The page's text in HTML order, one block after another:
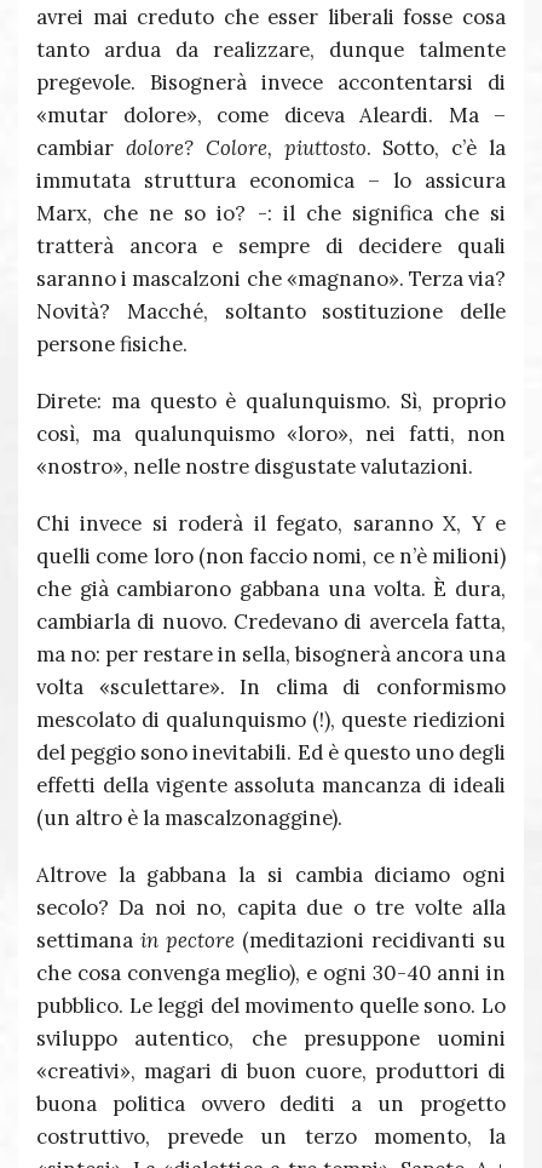
avrei mai creduto che esser liberali fosse cosa
tanto ardua da realizzare, dunque talmente
pregevole. Bisognerà invece accontentarsi di
«mutar dolore», come diceva Aleardi. Ma –
cambiar dolore? Colore, piuttosto. Sotto, c’è la
immutata struttura economica – lo assicura
Marx, che ne so io? -: il che significa che si
tratterà ancora e sempre di decidere quali
saranno i mascalzoni che «magnano». Terza via?
Novità? Macché, soltanto sostituzione delle
persone fisiche.
Direte: ma questo è qualunquismo. Sì, proprio
così, ma qualunquismo «loro», nei fatti, non
«nostro», nelle nostre disgustate valutazioni.
Chi invece si roderà il fegato, saranno X, Y e
quelli come loro (non faccio nomi, ce n’è milioni)
che già cambiarono gabbana una volta. È dura,
cambiarla di nuovo. Credevano di avercela fatta,
ma no: per restare in sella, bisognerà ancora una
volta «sculettare». In clima di conformismo
mescolato di qualunquismo (!), queste riedizioni
del peggio sono inevitabili. Ed è questo uno degli
effetti della vigente assoluta mancanza di ideali
(un altro è la mascalzonaggine).
Altrove la gabbana la si cambia diciamo ogni
secolo? Da noi no, capita due o tre volte alla
settimana in pectore (meditazioni recidivanti su
che cosa convenga meglio), e ogni 30-40 anni in
pubblico. Le leggi del movimento quelle sono. Lo
sviluppo autentico, che presuppone uomini
«creativi», magari di buon cuore, produttori di
buona politica ovvero dediti a un progetto
costruttivo, prevede un terzo momento, la